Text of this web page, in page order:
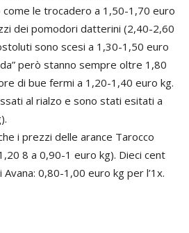
le trocadero a 1,50-1,70 euro
dei pomodori datterini (2,40-2,60
sono scesi a 1,30-1,50 euro
però stanno sempre oltre 1,80
di bue fermi a 1,20-1,40 euro kg.
al rialzo e sono stati esitati a
i prezzi delle arance Tarocco
8 a 0,90-1 euro kg). Dieci cent
0,80-1,00 euro kg per l’1x.